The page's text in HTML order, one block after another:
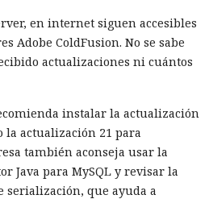
en internet siguen accesibles
Adobe ColdFusion. No se sabe
actualizaciones ni cuántos
instalar la actualización
la actualización 21 para
también aconseja usar la
Java para MySQL y revisar la
que ayuda a